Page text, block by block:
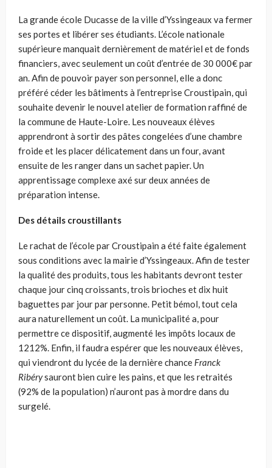
La grande école Ducasse de la ville d’Yssingeaux va fermer
ses portes et libérer ses étudiants. L’école nationale
supérieure manquait dernièrement de matériel et de fonds
financiers, avec seulement un coût d’entrée de 30 000€ par
an. Afin de pouvoir payer son personnel, elle a donc
préféré céder les bâtiments à l’entreprise Croustipain, qui
souhaite devenir le nouvel atelier de formation raffiné de
la commune de Haute-Loire. Les nouveaux élèves
apprendront à sortir des pâtes congelées d’une chambre
froide et les placer délicatement dans un four, avant
ensuite de les ranger dans un sachet papier. Un
apprentissage complexe axé sur deux années de
préparation intense.
Des détails croustillants
Le rachat de l’école par Croustipain a été faite également
sous conditions avec la mairie d’Yssingeaux. Afin de tester
la qualité des produits, tous les habitants devront tester
chaque jour cinq croissants, trois brioches et dix huit
baguettes par jour par personne. Petit bémol, tout cela
aura naturellement un coût. La municipalité a, pour
permettre ce dispositif, augmenté les impôts locaux de
1212%. Enfin, il faudra espérer que les nouveaux élèves,
qui viendront du lycée de la dernière chance Franck
Ribérysauront bien cuire les pains, et que les retraités
(92% de la population) n’auront pas à mordre dans du
surgelé.